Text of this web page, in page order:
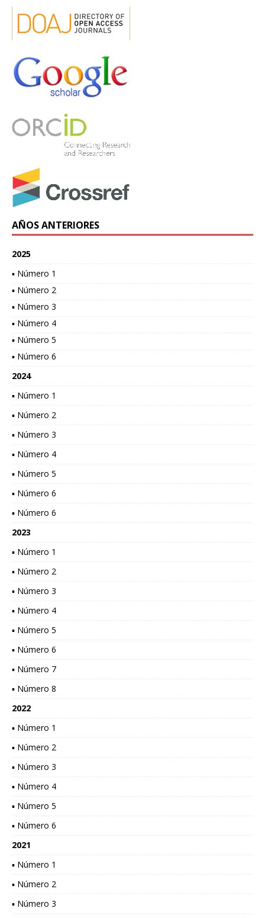
AÑOS ANTERIORES
2025
▪ Número 1
▪ Número 2
▪ Número 3
▪ Número 4
▪ Número 5
▪ Número 6
2024
▪ Número 1
▪ Número 2
▪ Número 3
▪ Número 4
▪ Número 5
▪ Número 6
▪ Número 6
2023
▪ Número 1
▪ Número 2
▪ Número 3
▪ Número 4
▪ Número 5
▪ Número 6
▪ Número 7
▪ Número 8
2022
▪ Número 1
▪ Número 2
▪ Número 3
▪ Número 4
▪ Número 5
▪ Número 6
2021
▪ Número 1
▪ Número 2
▪ Número 3